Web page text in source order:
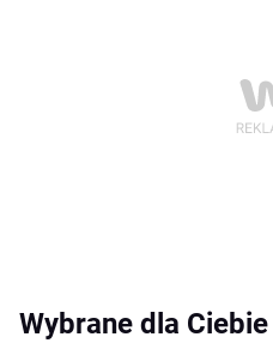
Wybrane dla Ciebie